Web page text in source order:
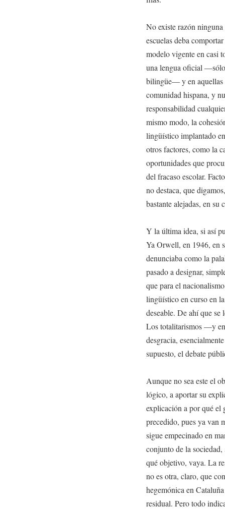
No existe razón
escuelas deba
modelo vigente en casi
una lengua oficial —sólo
bilingüe— y en aquellas
comunidad hispana, y
responsabilidad
mismo modo, la
lingüístico implantado
otros factores, como la
oportunidades que
del fracaso escolar.
no destaca, que
bastante alejadas, en
Y la última idea, si así
Ya Orwell, en 1946, en
denunciaba como la
pasado a designar,
que para el
lingüístico en curso en
deseable. De ahí que se
Los totalitarismos —y
desgracia,
supuesto, el debate
Aunque no sea este el
lógico, a aportar su
explicación a por qué
precedido, pues ya van
sigue empecinado en
conjunto de la
qué objetivo, vaya. La
no es otra, claro, que
hegemónica en
residual. Pero todo